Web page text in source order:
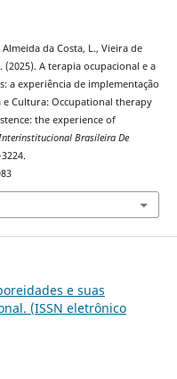
da Costa, L., Vieira de
(2025). A terapia ocupacional e a
a experiência de implementação
Cultura: Occupational therapy
the experience of
Brasileira De
e suas
(ISSN eletrônico